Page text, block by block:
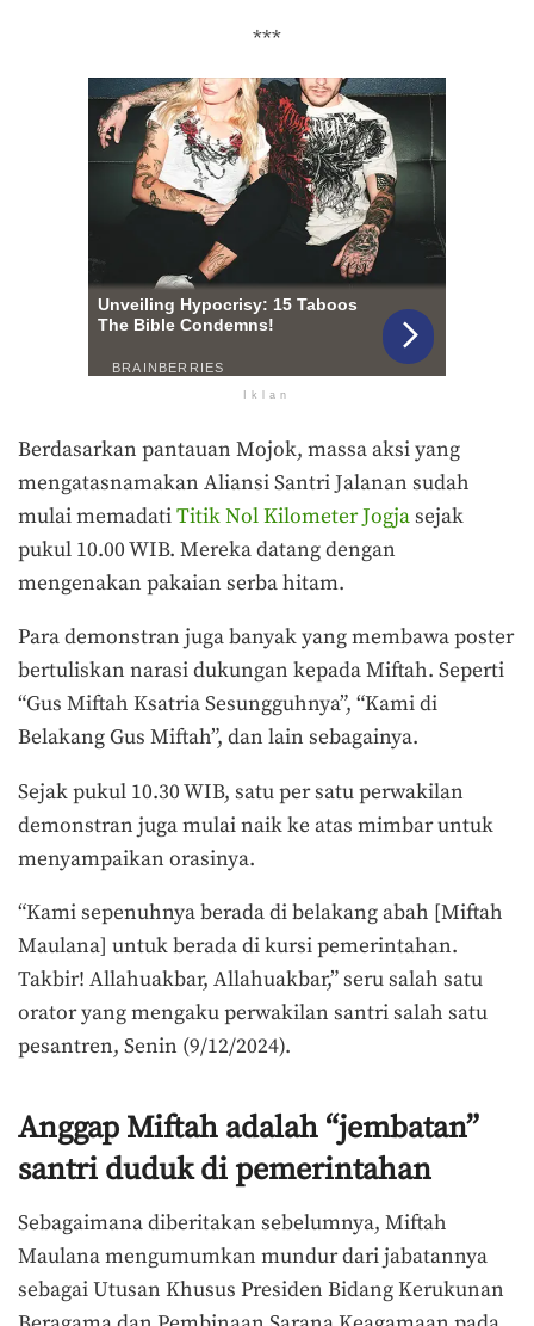
***
Iklan
Berdasarkan pantauan Mojok, massa aksi yang
mengatasnamakan Aliansi Santri Jalanan sudah
mulai memadatiTitik Nol Kilometer Jogjasejak
pukul 10.00 WIB. Mereka datang dengan
mengenakan pakaian serba hitam.
Para demonstran juga banyak yang membawa poster
bertuliskan narasi dukungan kepada Miftah. Seperti
“Gus Miftah Ksatria Sesungguhnya”, “Kami di
Belakang Gus Miftah”, dan lain sebagainya.
Sejak pukul 10.30 WIB, satu per satu perwakilan
demonstran juga mulai naik ke atas mimbar untuk
menyampaikan orasinya.
“Kami sepenuhnya berada di belakang abah [Miftah
Maulana] untuk berada di kursi pemerintahan.
Takbir! Allahuakbar, Allahuakbar,” seru salah satu
orator yang mengaku perwakilan santri salah satu
pesantren, Senin (9/12/2024).
Anggap Miftah adalah “jembatan”
santri duduk di pemerintahan
Sebagaimana diberitakan sebelumnya, Miftah
Maulana mengumumkan mundur dari jabatannya
sebagai Utusan Khusus Presiden Bidang Kerukunan